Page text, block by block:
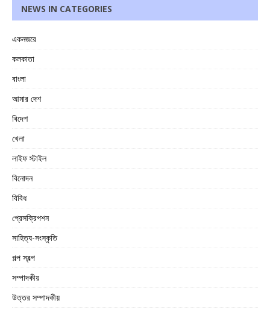
NEWS IN CATEGORIES
একনজরে
কলকাতা
বাংলা
আমার দেশ
বিদেশ
খেলা
লাইফ স্টাইল
বিনোদন
বিবিধ
প্রেসক্রিপশন
সাহিত্য-সংস্কৃতি
গল্প স্বল্প
সম্পাদকীয়
উত্তর সম্পাদকীয়